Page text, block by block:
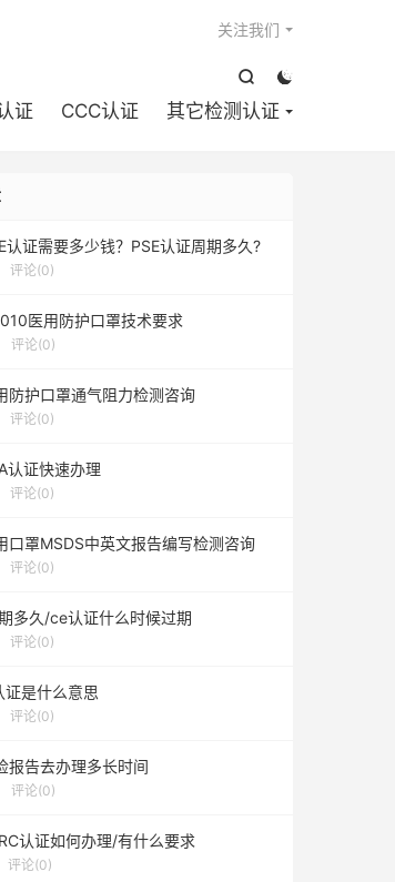


证 CCC认证 其它检测认证
关注我们
认证需要多少钱？PSE认证周期多久?
评论(0)
医用防护口罩技术要求
评论(0)
防护口罩通气阻力检测咨询
评论(0)
认证快速办理
评论(0)
口罩MSDS中英文报告编写检测咨询
评论(0)
多久/ce认证什么时候过期
评论(0)
是什么意思
评论(0)
报告去办理多长时间
评论(0)
认证如何办理/有什么要求
评论(0)